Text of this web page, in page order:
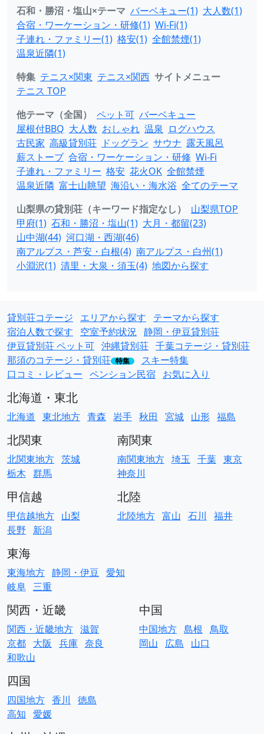
石和・勝沼・塩山×テーマ バーベキュー(1) 大人数(1)
合宿・ワーケーション・研修(1) Wi-Fi(1)
子連れ・ファミリー(1) 格安(1) 全館禁煙(1)
温泉近隣(1)
特集 テニス×関東 テニス×関西 サイトメニュー
テニス TOP
他テーマ（全国）
ペット可 バーベキュー
屋根付BBQ 大人数 おしゃれ 温泉 ログハウス
古民家 高級貸別荘 ドッグラン サウナ 露天風呂
薪ストーブ 合宿・ワーケーション・研修 Wi-Fi
子連れ・ファミリー 格安 花火OK 全館禁煙
温泉近隣 富士山眺望 海沿い・海水浴 全てのテーマ
山梨県の貸別荘（キーワード指定なし）
山梨県TOP
甲府(1) 石和・勝沼・塩山(1) 大月・都留(23)
山中湖(44) 河口湖・西湖(46)
南アルプス・芦安・白根(4) 南アルプス・白州(1)
小淵沢(1) 清里・大泉・須玉(4) 地図から探す
貸別荘コテージ エリアから探す
テーマから探す
宿泊人数で探す
空室予約状況 静岡・伊豆貸別荘
伊豆貸別荘 ペット可 沖縄貸別荘 千葉コテージ・貸別荘
那須のコテージ・貸別荘 特集
スキー特集
口コミ・レビュー ペンション民宿 お気に入り
北海道・東北
北海道 東北地方 青森 岩手 秋田 宮城 山形 福島
北関東
北関東地方 茨城
栃木 群馬
南関東
南関東地方 埼玉 千葉 東京
神奈川
甲信越
甲信越地方 山梨
長野
新潟
北陸
北陸地方 富山 石川 福井
東海
東海地方 静岡・伊豆 愛知
岐阜 三重
関西・近畿
関西・近畿地方 滋賀
京都 大阪 兵庫 奈良
和歌山
中国
中国地方 島根 鳥取
岡山
広島 山口
四国
四国地方 香川
徳島
高知 愛媛